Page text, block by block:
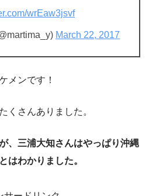
wrEaw3jsvf
March 22, 2017
メンです！
くさんありました。
、三浦大知さんはやっぱり沖縄
はわかりました。